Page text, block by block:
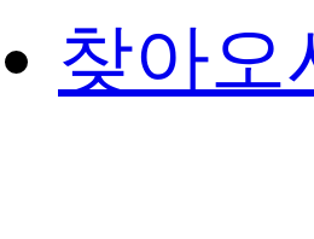
찾아오